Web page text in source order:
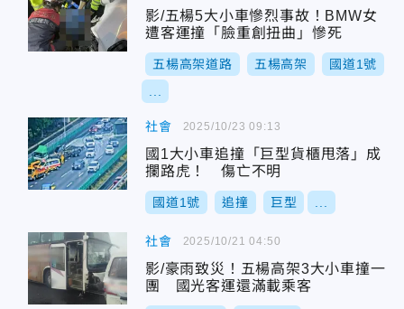
影/五楊5大小車慘烈事故！BMW女
遭客運撞「臉重創扭曲」慘死
五楊高架道路 五楊高架 國道1號
社會
國1大小車追撞「巨型貨櫃甩落」成
攔路虎！ 傷亡不明
國道1號 追撞 巨型
2025/10/23 09:13
社會
影/豪雨致災！五楊高架3大小車撞一
團 國光客運還滿載乘客
2025/10/21 04:50